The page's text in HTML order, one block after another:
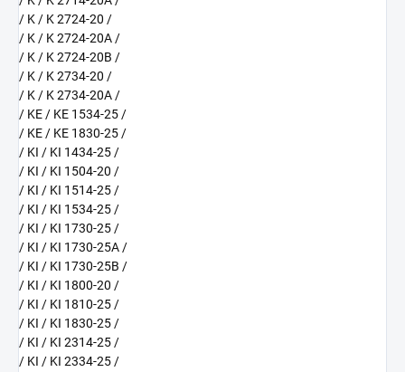
/ K / K 2724-20 /
/ K / K 2724-20A /
/ K / K 2724-20B /
/ K / K 2734-20 /
/ K / K 2734-20A /
/ KE / KE 1534-25 /
/ KE / KE 1830-25 /
/ KI / KI 1434-25 /
/ KI / KI 1504-20 /
/ KI / KI 1514-25 /
/ KI / KI 1534-25 /
/ KI / KI 1730-25 /
/ KI / KI 1730-25A /
/ KI / KI 1730-25B /
/ KI / KI 1800-20 /
/ KI / KI 1810-25 /
/ KI / KI 1830-25 /
/ KI / KI 2314-25 /
/ KI / KI 2334-25 /